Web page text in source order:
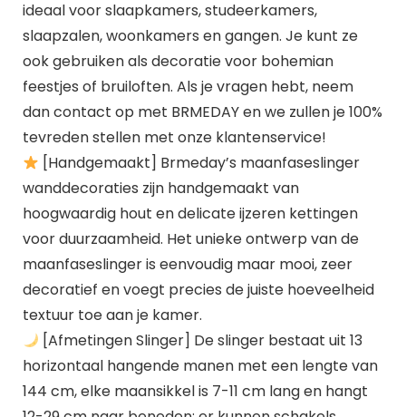
ideaal voor slaapkamers, studeerkamers,
slaapzalen, woonkamers en gangen. Je kunt ze
ook gebruiken als decoratie voor bohemian
feestjes of bruiloften. Als je vragen hebt, neem
dan contact op met BRMEDAY en we zullen je 100%
tevreden stellen met onze klantenservice!
[Handgemaakt] Brmeday’s maanfaseslinger
wanddecoraties zijn handgemaakt van
hoogwaardig hout en delicate ijzeren kettingen
voor duurzaamheid. Het unieke ontwerp van de
maanfaseslinger is eenvoudig maar mooi, zeer
decoratief en voegt precies de juiste hoeveelheid
textuur toe aan je kamer.
[Afmetingen Slinger] De slinger bestaat uit 13
horizontaal hangende manen met een lengte van
144 cm, elke maansikkel is 7-11 cm lang en hangt